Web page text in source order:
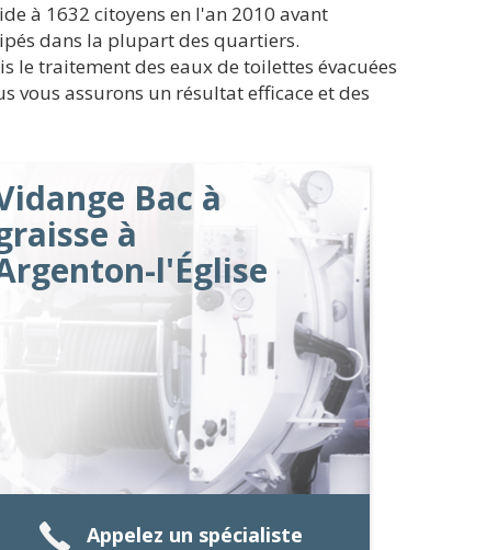
à 1632 citoyens en l'an 2010 avant
dans la plupart des quartiers.
le traitement des eaux de toilettes évacuées
vous assurons un résultat efficace et des
Bac à
à
l'Église
Appelez un spécialiste